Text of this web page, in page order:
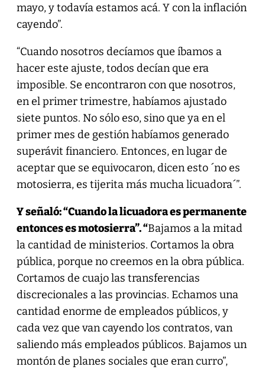
mayo, y todavía estamos acá. Y con la inflación
cayendo”.
“Cuando nosotros decíamos que íbamos a
hacer este ajuste, todos decían que era
imposible. Se encontraron con que nosotros,
en el primer trimestre, habíamos ajustado
siete puntos. No sólo eso, sino que ya en el
primer mes de gestión habíamos generado
superávit financiero. Entonces, en lugar de
aceptar que se equivocaron, dicen esto ´no es
motosierra, es tijerita más mucha licuadora´”.
Y señaló: “Cuando la licuadora es permanente
entonces es motosierra”. “Bajamos a la mitad
la cantidad de ministerios. Cortamos la obra
pública, porque no creemos en la obra pública.
Cortamos de cuajo las transferencias
discrecionales a las provincias. Echamos una
cantidad enorme de empleados públicos, y
cada vez que van cayendo los contratos, van
saliendo más empleados públicos. Bajamos un
montón de planes sociales que eran curro”,